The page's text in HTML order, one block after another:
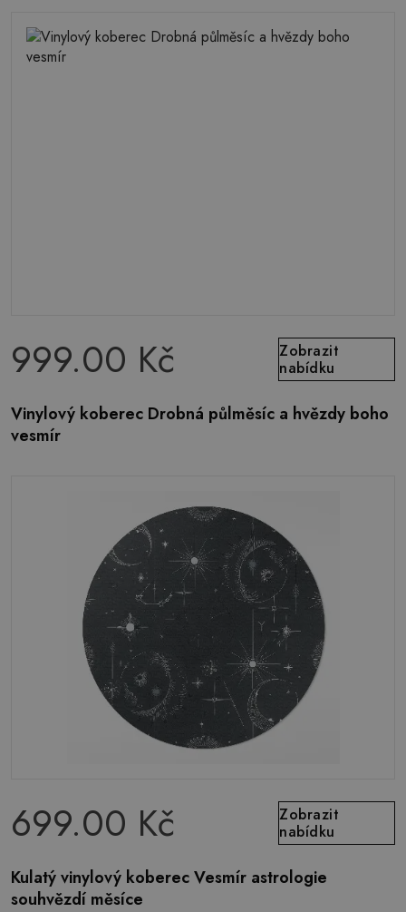
999.00 Kč
Zobrazit
nabídku
Vinylový koberec Drobná půlměsíc a hvězdy boho
vesmír
699.00 Kč
Zobrazit
nabídku
Kulatý vinylový koberec Vesmír astrologie
souhvězdí měsíce